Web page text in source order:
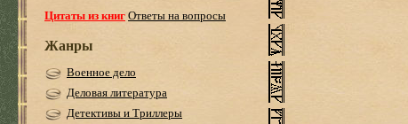
Цитаты из книгОтветы на вопросы
Жанры
Военное дело
Деловая литература
Детективы и Триллеры